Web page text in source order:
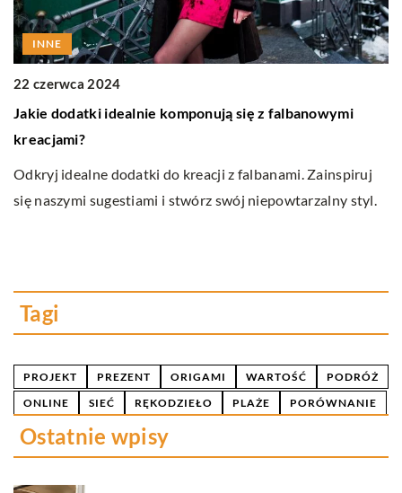
INNE
22 czerwca 2024
Jakie dodatki idealnie komponują się z falbanowymi
kreacjami?
Odkryj idealne dodatki do kreacji z falbanami. Zainspiruj
się naszymi sugestiami i stwórz swój niepowtarzalny styl.
Tagi
PROJEKT PREZENT ORIGAMI WARTOŚĆ
PODRÓŻ
ONLINE
SIEĆ RĘKODZIEŁO PLAŻE PORÓWNANIE
Ostatnie wpisy